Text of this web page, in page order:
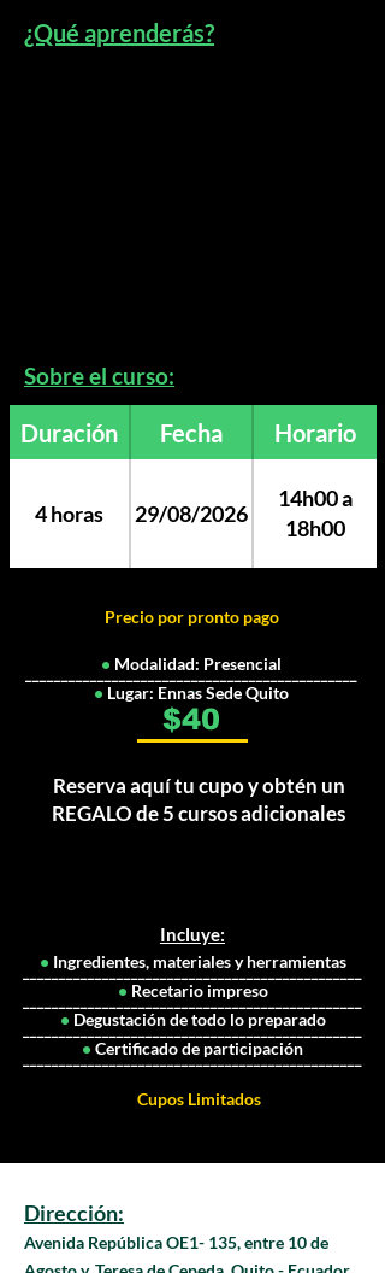
¿Qué aprenderás?
Sobre el curso:
Duración Fecha Horario
4 horas 29/08/2026
14h00 a
18h00
Precio por pronto pago
• Modalidad: Presencial
______________________________________________
_
• Lugar: Ennas Sede Quito
$40
Reserva aquí tu cupo y obtén un
REGALO de 5 cursos adicionales
Incluye:
• Ingredientes, materiales y herramientas
_______________________________________________
• Recetario impreso
_______________________________________________
• Degustación de todo lo preparado
_______________________________________________
• Certificado de participación
_______________________________________________
Cupos Limitados
Dirección:
Avenida República OE1- 135, entre 10 de